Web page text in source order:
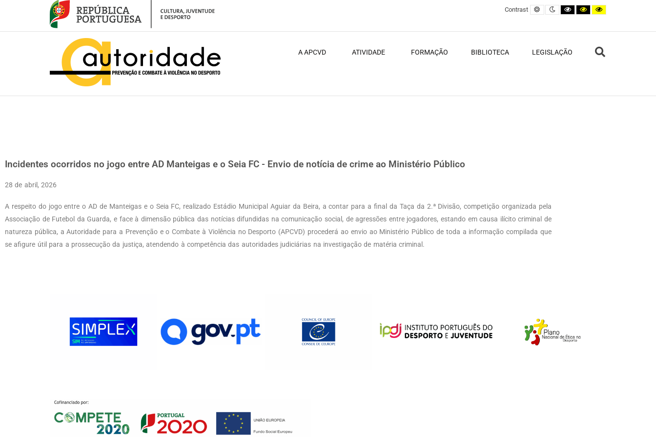
Contrast Default contrast
Night contrast
Black and White contrast
Black and Yellow
Yellow and Black
A APCVD ATIVIDADE FORMAÇÃO BIBLIOTECA LEGISLAÇÃO
Incidentes ocorridos no jogo entre AD Manteigas e o Seia FC - Envio de notícia de crime ao Ministério Público
28 de abril, 2026
A respeito do jogo entre o AD de Manteigas e o Seia FC, realizado Estádio Municipal Aguiar da Beira, a contar para a final da Taça da 2.ª Divisão, competição organizada pela
Associação de Futebol da Guarda, e face à dimensão pública das notícias difundidas na comunicação social, de agressões entre jogadores, estando em causa ilícito criminal de
natureza pública, a Autoridade para a Prevenção e o Combate à Violência no Desporto (APCVD) procederá ao envio ao Ministério Público de toda a informação compilada que
se afigure útil para a prossecução da justiça, atendendo à competência das autoridades judiciárias na investigação de matéria criminal.